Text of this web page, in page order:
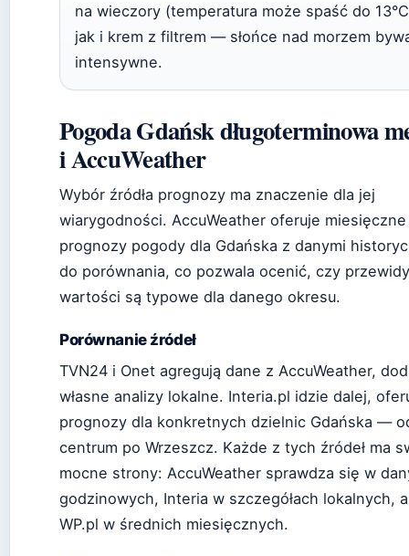
na wieczory (temperatura może spaść do
jak i krem z filtrem — słońce nad morzem
intensywne.
Pogoda Gdańsk długoterminowa
i AccuWeather
Wybór źródła prognozy ma znaczenie dla jej
wiarygodności. AccuWeather oferuje miesięczne
prognozy pogody dla Gdańska z danymi
do porównania, co pozwala ocenić, czy
wartości są typowe dla danego okresu.
Porównanie źródeł
TVN24 i Onet agregują dane z AccuWeather,
własne analizy lokalne. Interia.pl idzie dalej,
prognozy dla konkretnych dzielnic Gdańska —
centrum po Wrzeszcz. Każde z tych źródeł ma
mocne strony: AccuWeather sprawdza się w
godzinowych, Interia w szczegółach lokalnych, a
WP.pl w średnich miesięcznych.